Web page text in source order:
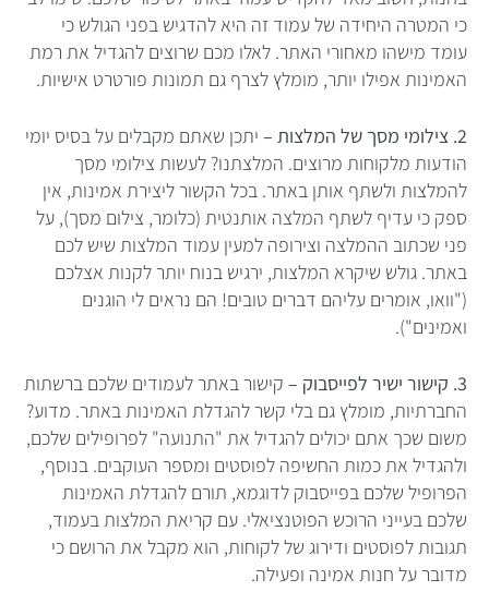
כי המטרה היחידה של עמוד זה היא להדגיש בפני הגולש כי
עומד מישהו מאחורי האתר. לאלו מכם שרוצים להגדיל את רמת
האמינות אפילו יותר, מומלץ לצרף גם תמונות פורטרט אישיות.
2. צילומי מסך של המלצות –
יתכן שאתם מקבלים על בסיס יומי
הודעות מלקוחות מרוצים. המלצתנו? לעשות צילומי מסך
להמלצות ולשתף אותן באתר. בכל הקשור ליצירת אמינות, אין
ספק כי עדיף לשתף המלצה אותנטית (כלומר, צילום מסך), על
פני שכתוב ההמלצה וצירופה למעין עמוד המלצות שיש לכם
באתר. גולש שיקרא המלצות, ירגיש בנוח יותר לקנות אצלכם
("וואו, אומרים עליהם דברים טובים! הם נראים לי הוגנים
ואמינים").
3. קישור ישיר לפייסבוק –
קישור באתר לעמודים שלכם ברשתות
החברתיות, מומלץ גם בלי קשר להגדלת האמינות באתר. מדוע?
משום שכך אתם יכולים להגדיל את "התנועה" לפרופילים שלכם,
ולהגדיל את כמות החשיפה לפוסטים ומספר העוקבים. בנוסף,
הפרופיל שלכם בפייסבוק לדוגמא, תורם להגדלת האמינות
שלכם בעייני הרוכש הפוטנציאלי. עם קריאת המלצות בעמוד,
תגובות לפוסטים ודירוג של לקוחות, הוא מקבל את הרושם כי
מדובר על חנות אמינה ופעילה.